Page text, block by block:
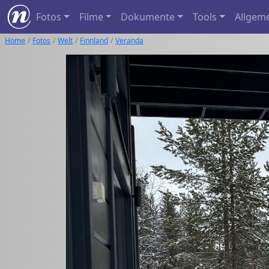
Fotos Filme Dokumente Tools
Home Fotos Welt Finnland Veranda